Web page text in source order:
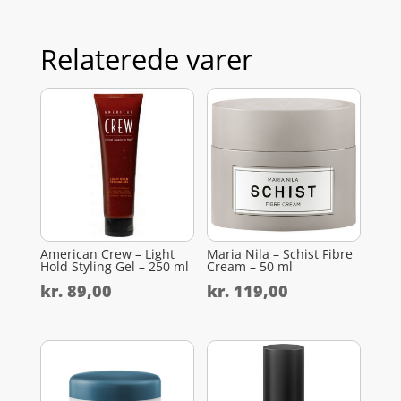
Relaterede varer
American Crew – Light
Hold Styling Gel – 250 ml
kr.89,00
Maria Nila – Schist Fibre
Cream – 50 ml
kr. 119,00